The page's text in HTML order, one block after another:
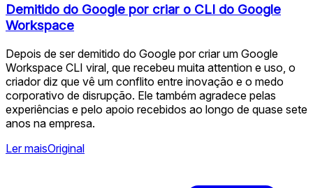
Demitido do Google por criar o CLI do Google
Workspace
Depois de ser demitido do Google por criar um Google
Workspace CLI viral, que recebeu muita attention e uso, o
criador diz que vê um conflito entre inovação e o medo
corporativo de disrupção. Ele também agradece pelas
experiências e pelo apoio recebidos ao longo de quase sete
anos na empresa.
Ler maisOriginal